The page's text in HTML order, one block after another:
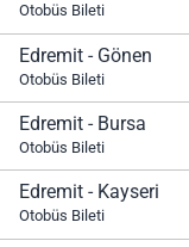
Otobüs Bileti
Edremit - Gönen
Otobüs Bileti
Edremit - Bursa
Otobüs Bileti
Edremit - Kayseri
Otobüs Bileti